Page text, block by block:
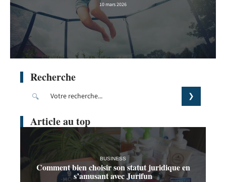
10 mars 2026
Recherche
Article au top
BUSINESS
Comment bien choisir son statut juridique en
s’amusant avec Jurifun